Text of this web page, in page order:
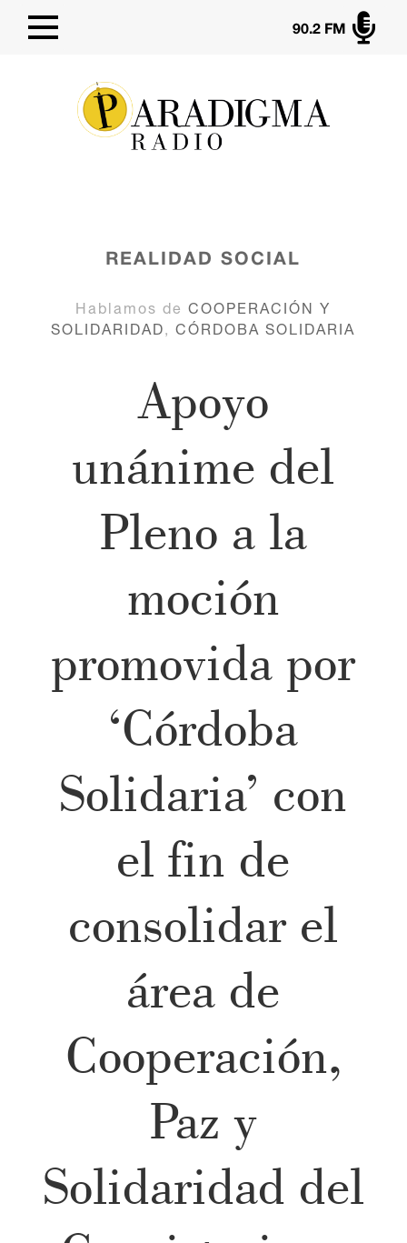

90.2 FM
REALIDAD SOCIAL
Hablamos deCOOPERACIÓN Y
SOLIDARIDAD,CÓRDOBA SOLIDARIA
Apoyo
unánime del
Pleno a la
moción
promovida por
‘Córdoba
Solidaria’ con
el fin de
consolidar el
área de
Cooperación,
Paz y
Solidaridad del